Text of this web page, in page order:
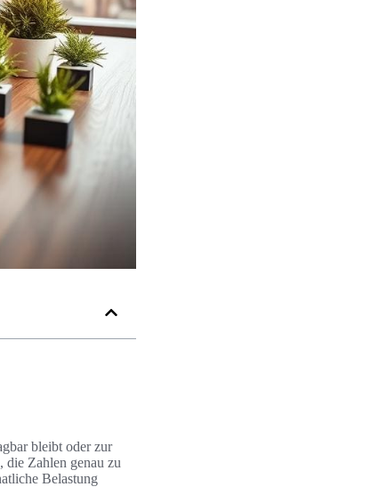
bleibt oder zur
die Zahlen genau zu
Belastung